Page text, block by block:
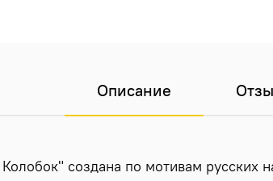
Описание
создана по мотивам русских